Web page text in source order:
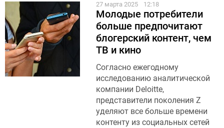
27 марта 2025 12:18
Молодые потребители
больше предпочитают
блогерский контент, чем
ТВ и кино
Согласно ежегодному
исследованию аналитической
компании Deloitte,
представители поколения Z
уделяют все больше времени
контенту из социальных сетей